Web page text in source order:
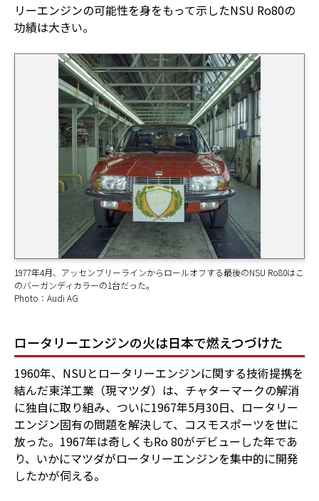
リーエンジンの可能性を身をもって示したNSU Ro80の
功績は大きい。
1977年4月、アッセンブリーラインからロールオフする最後のNSU Ro80はこ
のバーガンディカラーの1台だった。
Photo：Audi AG
ロータリーエンジンの火は日本で燃えつづけた
1960年、NSUとロータリーエンジンに関する技術提携を
結んだ東洋工業（現マツダ）は、チャターマークの解消
に独自に取り組み、ついに1967年5月30日、ロータリー
エンジン固有の問題を解決して、コスモスポーツを世に
放った。1967年は奇しくもRo 80がデビューした年であ
り、いかにマツダがロータリーエンジンを集中的に開発
したかが伺える。